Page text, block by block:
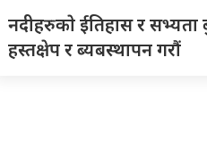
नदीहरुकाे ईतिहास र सभ्यता
हस्तक्षेप र ब्यबस्थापन गराैं